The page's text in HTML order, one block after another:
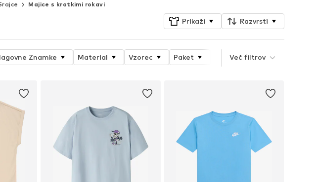
Majice s kratkimi rokavi
Prikaži Razvrsti
Znamke Material Vzorec Paket Serija izdelka
Več filtrov